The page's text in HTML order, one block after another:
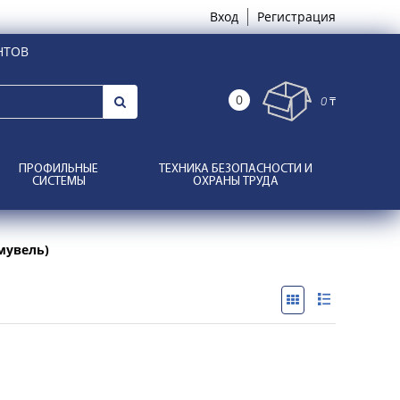
Вход Регистрация
0 0 ₸
ПРОФИЛЬНЫЕ
СИСТЕМЫ
ТЕХНИКА БЕЗОПАСНОСТИ И
ОХРАНЫ ТРУДА